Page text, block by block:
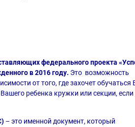
федерального проекта
в 2016 году. Это возможность
от того, где захочет обучаться
ребенка кружки или секции, если
– это именной документ, который